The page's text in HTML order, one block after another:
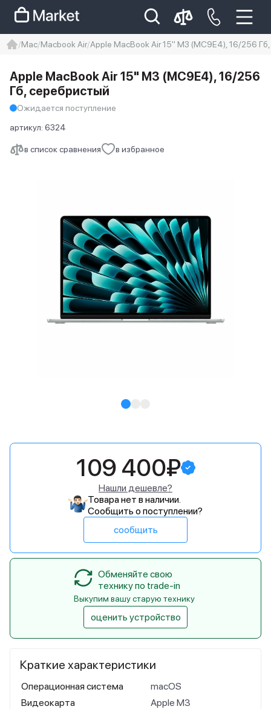
Iphone 14 pro max
айфон 14
Mac Macbook Air Apple MacBook Air 15" M3 (MC9E4), 16/256
в список сравнения в избранное
Apple MacBook Air 15" M3 (MC9E4), 16/256
Гб, серебристый
Ожидается поступление
артикул: 6324
Краткие характеристики
Операционная система
macOS
Видеокарта
Apple M3
109 400₽
Нашли дешевле?
Товара нет в наличии.
Сообщить о поступлении?
сообщить
Обменяйте свою
технику по trade-in
Выкупим вашу старую технику
оценить устройство